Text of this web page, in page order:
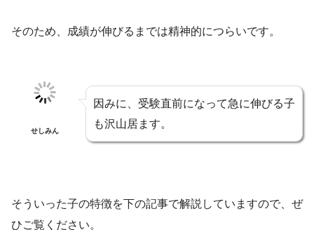
そのため、成績が伸びるまでは精神的につらいです。
せしみん
因みに、受験直前になって急に伸びる子
も沢山居ます。
そういった子の特徴を下の記事で解説していますので、ぜ
ひご覧ください。